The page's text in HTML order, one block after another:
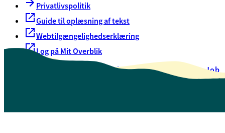
Privatlivspolitik
Guide til oplæsning af tekst
Webtilgængelighedserklæring
Log på Mit Overblik
Oversigt over selvbetjeningJob